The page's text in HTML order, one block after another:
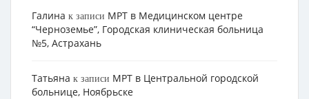
Галина к записи МРТ в Медицинском центре
“Черноземье”, Городская клиническая больница
№5, Астрахань
Татьяна к записи МРТ в Центральной городской
больнице, Ноябрьске